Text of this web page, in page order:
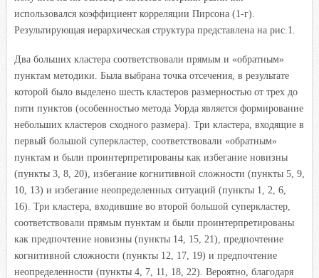
использовался коэффициент корреляции Пирсона (1-г).
Результирующая иерархическая структура представлена на рис.1.
Два больших кластера соответствовали прямым и «обратным»
пунктам методики. Была выбрана точка отсечения, в результате
которой было выделено шесть кластеров размерностью от трех до
пяти пунктов (особенностью метода Уорда является формирование
небольших кластеров сходного размера). Три кластера, входящие в
первый большой суперкластер, соответствовали «обратным»
пунктам и были проинтерпретированы как избегание новизны
(пункты 3, 8, 20), избегание когнитивной сложности (пункты 5, 9,
10, 13) и избегание неопределенных ситуаций (пункты 1, 2, 6,
16). Три кластера, входившие во второй большой суперкластер,
соответствовали прямым пунктам и были проинтерпретированы
как предпочтение новизны (пункты 14, 15, 21), предпочтение
когнитивной сложности (пункты 12, 17, 19) и предпочтение
неопределенности (пункты 4, 7, 11, 18, 22). Вероятно, благодаря